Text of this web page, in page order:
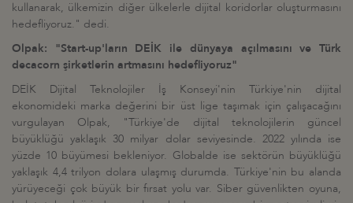
kullanarak, ülkemizin diğer ülkelerle dijital koridorlar oluşturmasını
hedefliyoruz." dedi.
Olpak:
"Start-up'ların DEİK ile dünyaya açılmasını ve Türk
decacorn şirketlerin artmasını hedefliyoruz"
DEİK Dijital Teknolojiler İş Konseyi'nin Türkiye'nin dijital
ekonomideki marka değerini bir üst lige taşımak için çalışacağını
vurgulayan Olpak, "Türkiye'de dijital teknolojilerin güncel
büyüklüğü yaklaşık 30 milyar dolar seviyesinde. 2022 yılında ise
yüzde 10 büyümesi bekleniyor. Globalde ise sektörün büyüklüğü
yaklaşık 4,4 trilyon dolara ulaşmış durumda. Türkiye'nin bu alanda
yürüyeceği çok büyük bir fırsat yolu var. Siber güvenlikten oyuna,